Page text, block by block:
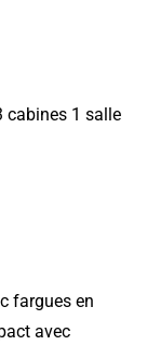
cabines 1 salle
fargues en
avec